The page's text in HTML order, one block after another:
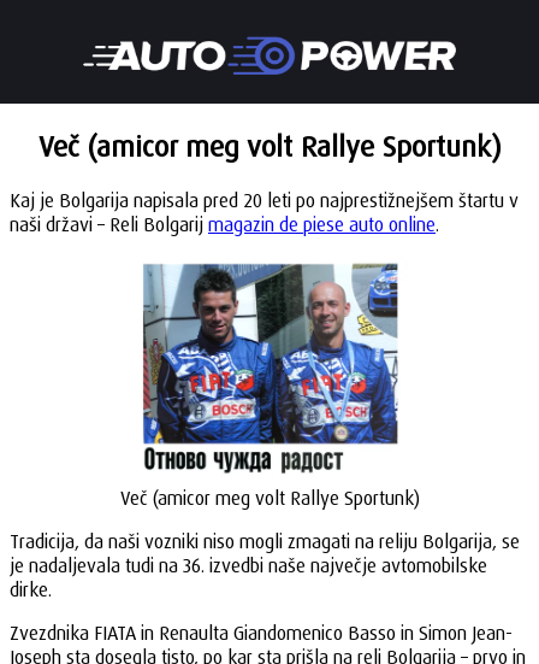
Več (amicor meg volt Rallye Sportunk)
Kaj je Bolgarija napisala pred 20 leti po najprestižnejšem štartu v
naši državi – Reli Bolgarij magazin de piese auto online.
Več (amicor meg volt Rallye Sportunk)
Tradicija, da naši vozniki niso mogli zmagati na reliju Bolgarija, se
je nadaljevala tudi na 36. izvedbi naše največje avtomobilske
dirke.
Zvezdnika FIATA in Renaulta Giandomenico Basso in Simon Jean-
Joseph sta dosegla tisto, po kar sta prišla na reli Bolgarija – prvo in